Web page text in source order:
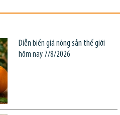
Diễn biến giá nông sản thế giới
hôm nay 7/8/2026